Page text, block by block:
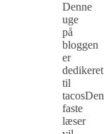
Denne
uge
på
bloggen
er
dedikeret
til
tacosDen
faste
læser